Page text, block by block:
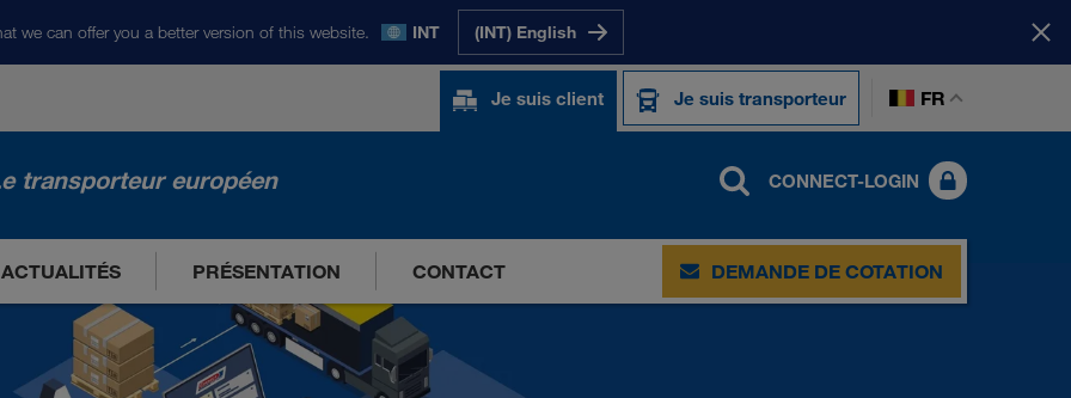
we can offer you a better version of this website. INT (INT) English
Je suis client Je suis transporteur FR
transporteur européen CONNECT-LOGIN
ACTUALITÉS PRÉSENTATION CONTACT DEMANDE DE COTATION